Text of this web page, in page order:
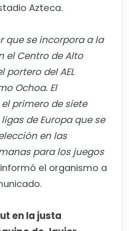
Azteca.
que se incorpora a la
el Centro de Alto
portero del AEL
Ochoa. El
primero de siete
de Europa que se
en las
para los juegos
informó el organismo a
en la justa